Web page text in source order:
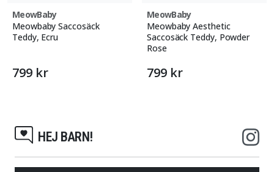
MeowBaby
Meowbaby Saccosäck
Teddy, Ecru
799 kr
MeowBaby
Meowbaby Aesthetic
Saccosäck Teddy, Powder
Rose
799 kr
HEJ BARN!